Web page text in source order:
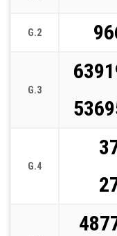
G.2
G.3
G.4